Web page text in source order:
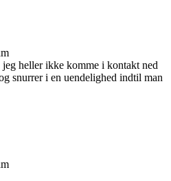
heller ikke komme i kontakt ned
snurrer i en uendelighed indtil man